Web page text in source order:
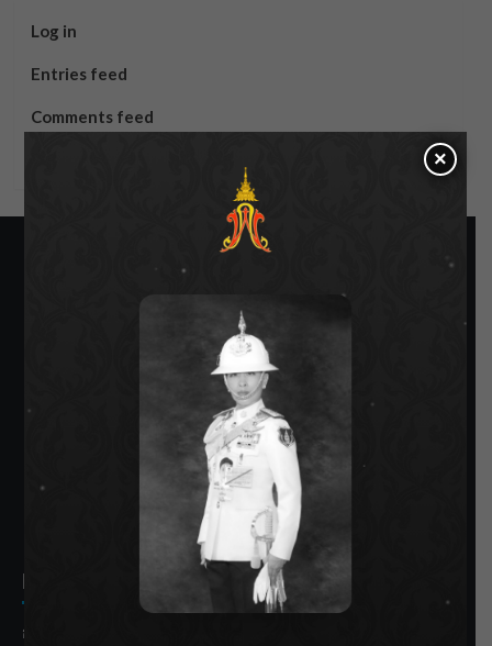
Log in
Entries feed
Comments feed
SIAMRATH VARIETY
THE BEST ENTERTAINMENT
Recent Posts
กรมชลฯ รับฟังประชาชน ติดตามแก้ปัญหาโครงการประตู
×